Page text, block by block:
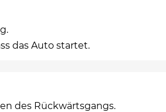
das Auto startet.
des Rückwärtsgangs.